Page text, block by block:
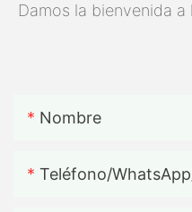
Damos la bienvenida
Nombre
Teléfono/